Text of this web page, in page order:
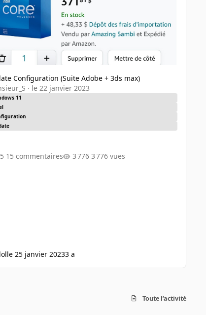
Configuration (Suite Adobe + 3ds max)
· le 22 janvier 2023
11
15 commentaires 3 776 vues
le 25 janvier 20233 a
Toute l’activité